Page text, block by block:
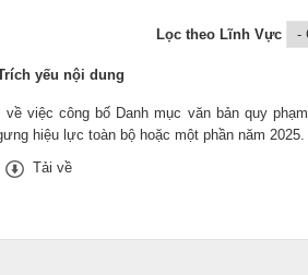
Lọc theo Lĩnh Vực
yếu nội dung
về việc công bố Danh mục văn bản quy phạm
hiệu lực toàn bộ hoặc một phần năm 2025.
Tải về